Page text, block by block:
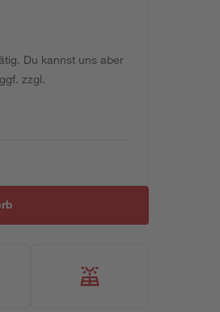
Du kannst uns aber
zzgl.